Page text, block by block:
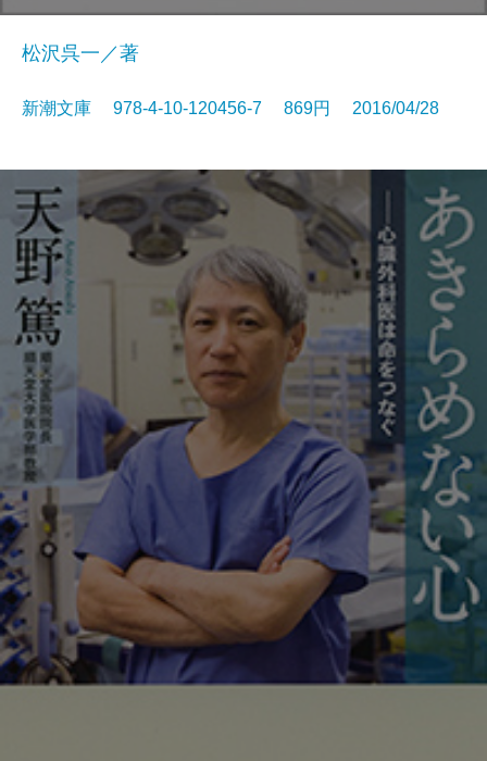
松沢呉一／著
新潮文庫 978-4-10-120456-7 869円 2016/04/28